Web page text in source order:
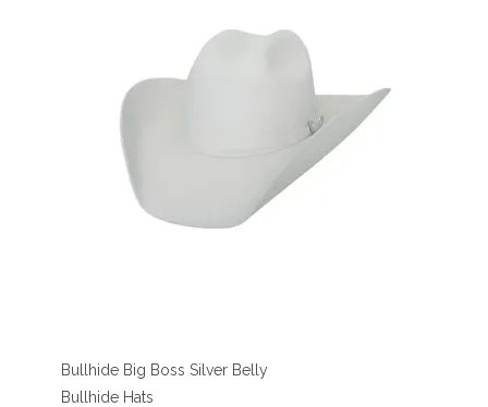
Bullhide Big Boss Silver Belly
Bullhide Hats